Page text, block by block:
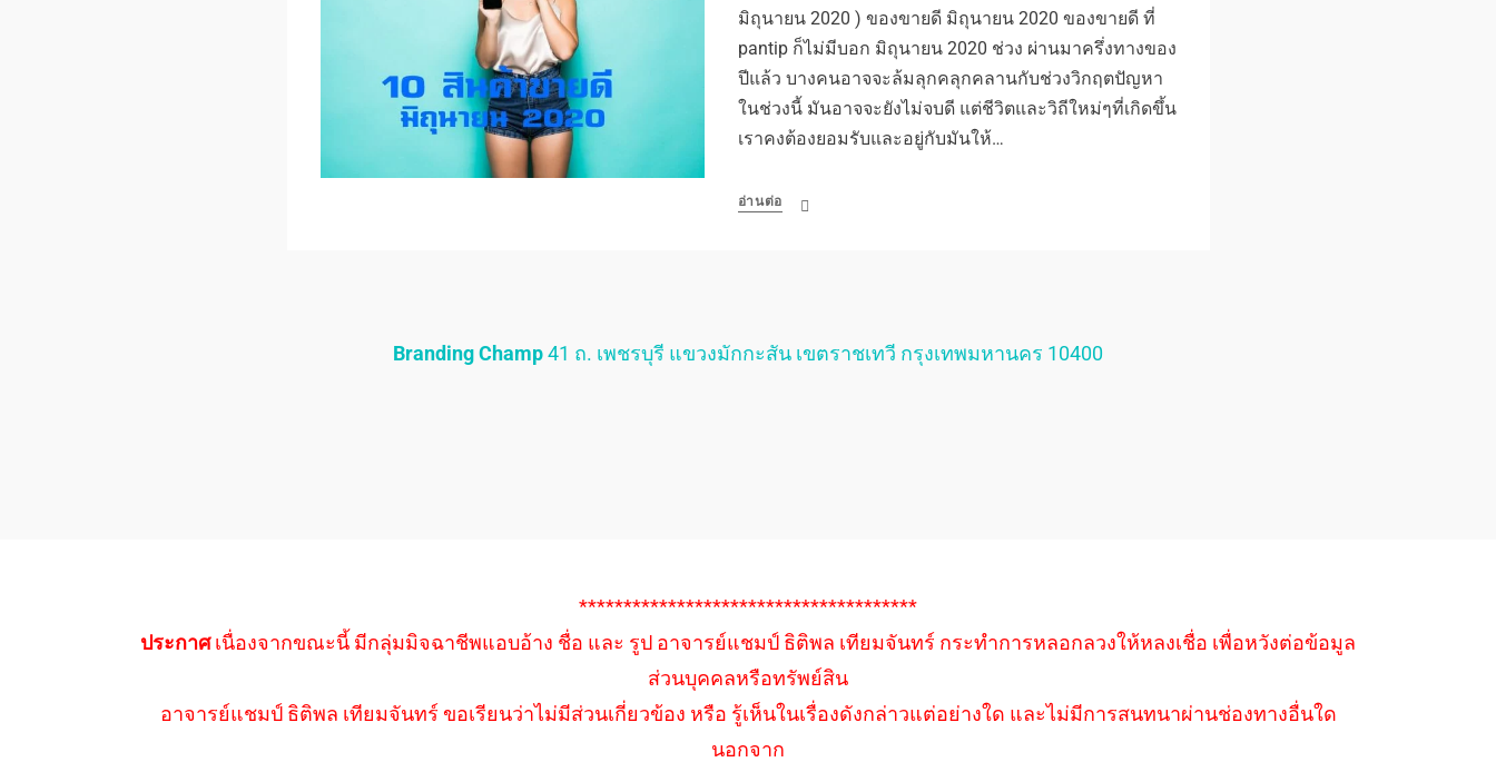
มิถุนายน 2020 ) ของขายดี มิถุนายน 2020 ของขายดี ที่
pantip ก็ไม่มีบอก มิถุนายน 2020 ช่วง ผ่านมาครึ่งทางของ
ปีแล้ว บางคนอาจจะล้มลุกคลุกคลานกับช่วงวิกฤตปัญหา
ในช่วงนี้ มันอาจจะยังไม่จบดี แต่ชีวิตและวิถีใหม่ๆที่เกิดขึ้น
เราคงต้องยอมรับและอยู่กับมันให้…
อ่านต่อ
Branding Champ41 ถ. เพชรบุรี แขวงมักกะสัน เขตราชเทวี กรุงเทพมหานคร 10400
**************************************
ประกาศเนื่องจากขณะนี้ มีกลุ่มมิจฉาชีพแอบอ้าง ชื่อ และ รูป อาจารย์แชมป์ ธิติพล เทียมจันทร์ กระทำการหลอกลวงให้หลงเชื่อ เพื่อหวังต่อข้อมูล
ส่วนบุคคลหรือทรัพย์สิน
อาจารย์แชมป์ ธิติพล เทียมจันทร์ ขอเรียนว่าไม่มีส่วนเกี่ยวข้อง หรือ รู้เห็นในเรื่องดังกล่าวแต่อย่างใด และไม่มีการสนทนาผ่านช่องทางอื่นใด
นอกจาก